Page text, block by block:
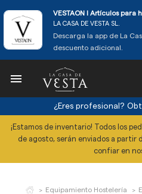
VESTAON l Artículos para
LA CASA DE VESTA SL.
Descarga la app de La
descuento adicional.

¿Eres profesional?
¡Estamos de inventario! Todos los
de agosto, serán enviados a partir
confiar en
Equipamiento Hostelería